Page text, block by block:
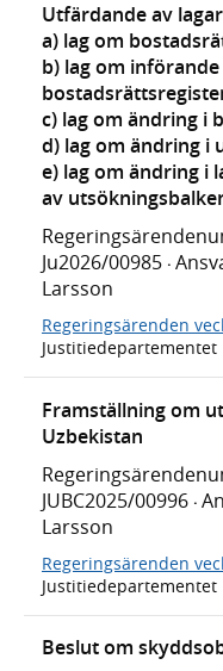
Utfärdande av
a) lag om
b) lag om införande
c) lag om ändring i
d) lag om ändring i
e) lag om ändring i
av
Ju2026/00985 ·
Larsson
Regeringsärenden
Justitiedepartementet
Framställning om
Uzbekistan
JUBC2025/00996 ·
Larsson
Regeringsärenden
Justitiedepartementet
Beslut om